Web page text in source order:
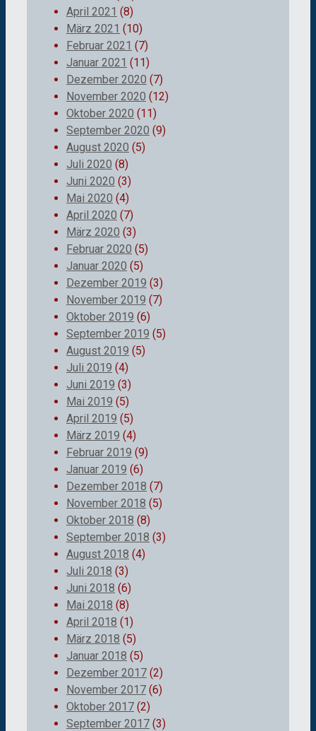
April 2021 (8)
März 2021 (10)
Februar 2021 (7)
Januar 2021 (11)
Dezember 2020 (7)
November 2020 (12)
Oktober 2020 (11)
September 2020 (9)
August 2020 (5)
Juli 2020 (8)
Juni 2020 (3)
Mai 2020 (4)
April 2020 (7)
März 2020 (3)
Februar 2020 (5)
Januar 2020 (5)
Dezember 2019 (3)
November 2019 (7)
Oktober 2019 (6)
September 2019 (5)
August 2019 (5)
Juli 2019 (4)
Juni 2019 (3)
Mai 2019 (5)
April 2019 (5)
März 2019 (4)
Februar 2019 (9)
Januar 2019 (6)
Dezember 2018 (7)
November 2018 (5)
Oktober 2018 (8)
September 2018 (3)
August 2018 (4)
Juli 2018 (3)
Juni 2018 (6)
Mai 2018 (8)
April 2018 (1)
März 2018 (5)
Januar 2018 (5)
Dezember 2017 (2)
November 2017 (6)
Oktober 2017 (2)
September 2017 (3)